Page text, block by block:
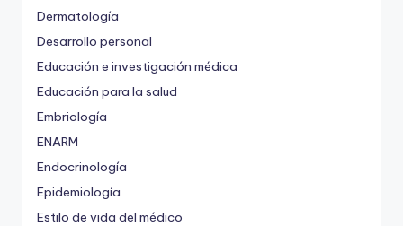
Dermatología
Desarrollo personal
Educación e investigación médica
Educación para la salud
Embriología
ENARM
Endocrinología
Epidemiología
Estilo de vida del médico